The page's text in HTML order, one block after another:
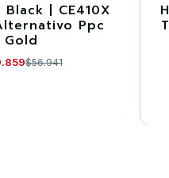
Black | CE410X
Ppc
Gold
$56.941
-